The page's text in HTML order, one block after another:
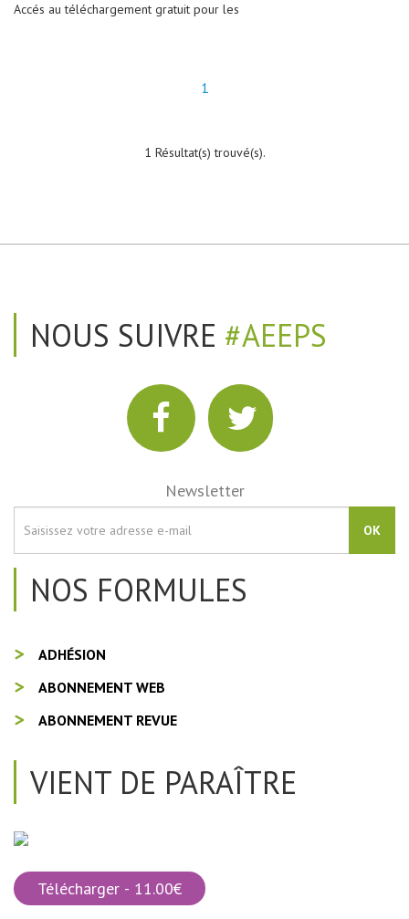
Accés au téléchargement gratuit pour les
1
1 Résultat(s) trouvé(s).
NOUS SUIVRE #AEEPS
Newsletter
OK
NOS FORMULES
ADHÉSION
ABONNEMENT WEB
ABONNEMENT REVUE
VIENT DE PARAÎTRE
Télécharger - 11.00€